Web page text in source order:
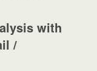
with
/